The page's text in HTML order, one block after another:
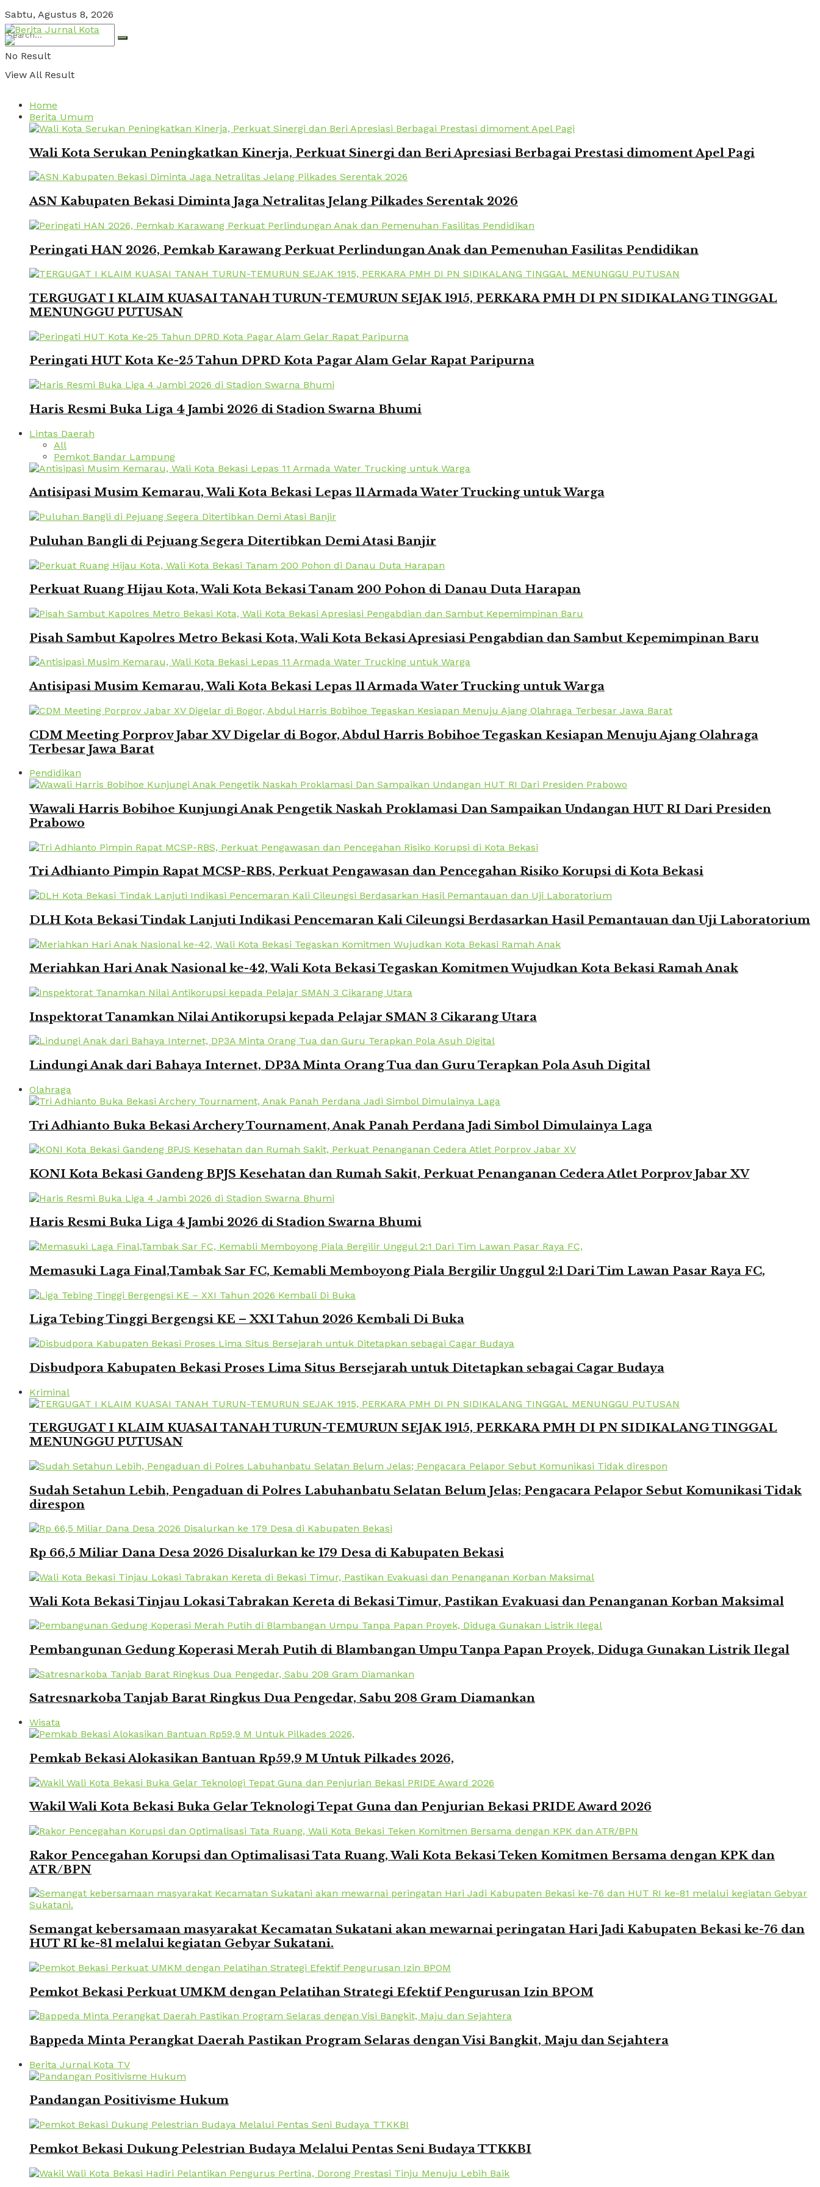
Sabtu, Agustus 8, 2026
No Result
View All Result
Home
Berita Umum
Wali Kota Serukan Peningkatkan Kinerja, Perkuat Sinergi dan Beri Apresiasi Berbagai Prestasi dimoment Apel Pagi
ASN Kabupaten Bekasi Diminta Jaga Netralitas Jelang Pilkades Serentak 2026
Peringati HAN 2026, Pemkab Karawang Perkuat Perlindungan Anak dan Pemenuhan Fasilitas Pendidikan
TERGUGAT I KLAIM KUASAI TANAH TURUN-TEMURUN SEJAK 1915, PERKARA PMH DI PN SIDIKALANG TINGGAL
MENUNGGU PUTUSAN
Peringati HUT Kota Ke-25 Tahun DPRD Kota Pagar Alam Gelar Rapat Paripurna
Haris Resmi Buka Liga 4 Jambi 2026 di Stadion Swarna Bhumi
Lintas Daerah
All
Pemkot Bandar Lampung
Antisipasi Musim Kemarau, Wali Kota Bekasi Lepas 11 Armada Water Trucking untuk Warga
Puluhan Bangli di Pejuang Segera Ditertibkan Demi Atasi Banjir
Perkuat Ruang Hijau Kota, Wali Kota Bekasi Tanam 200 Pohon di Danau Duta Harapan
Pisah Sambut Kapolres Metro Bekasi Kota, Wali Kota Bekasi Apresiasi Pengabdian dan Sambut Kepemimpinan Baru
Antisipasi Musim Kemarau, Wali Kota Bekasi Lepas 11 Armada Water Trucking untuk Warga
CDM Meeting Porprov Jabar XV Digelar di Bogor, Abdul Harris Bobihoe Tegaskan Kesiapan Menuju Ajang Olahraga
Terbesar Jawa Barat
Pendidikan
Wawali Harris Bobihoe Kunjungi Anak Pengetik Naskah Proklamasi Dan Sampaikan Undangan HUT RI Dari Presiden
Prabowo
Tri Adhianto Pimpin Rapat MCSP-RBS, Perkuat Pengawasan dan Pencegahan Risiko Korupsi di Kota Bekasi
DLH Kota Bekasi Tindak Lanjuti Indikasi Pencemaran Kali Cileungsi Berdasarkan Hasil Pemantauan dan Uji Laboratorium
Meriahkan Hari Anak Nasional ke-42, Wali Kota Bekasi Tegaskan Komitmen Wujudkan Kota Bekasi Ramah Anak
Inspektorat Tanamkan Nilai Antikorupsi kepada Pelajar SMAN 3 Cikarang Utara
Lindungi Anak dari Bahaya Internet, DP3A Minta Orang Tua dan Guru Terapkan Pola Asuh Digital
Olahraga
Tri Adhianto Buka Bekasi Archery Tournament, Anak Panah Perdana Jadi Simbol Dimulainya Laga
KONI Kota Bekasi Gandeng BPJS Kesehatan dan Rumah Sakit, Perkuat Penanganan Cedera Atlet Porprov Jabar XV
Haris Resmi Buka Liga 4 Jambi 2026 di Stadion Swarna Bhumi
Memasuki Laga Final,Tambak Sar FC, Kemabli Memboyong Piala Bergilir Unggul 2:1 Dari Tim Lawan Pasar Raya FC,
Liga Tebing Tinggi Bergengsi KE – XXI Tahun 2026 Kembali Di Buka
Disbudpora Kabupaten Bekasi Proses Lima Situs Bersejarah untuk Ditetapkan sebagai Cagar Budaya
Kriminal
TERGUGAT I KLAIM KUASAI TANAH TURUN-TEMURUN SEJAK 1915, PERKARA PMH DI PN SIDIKALANG TINGGAL
MENUNGGU PUTUSAN
Sudah Setahun Lebih, Pengaduan di Polres Labuhanbatu Selatan Belum Jelas; Pengacara Pelapor Sebut Komunikasi Tidak
direspon
Rp 66,5 Miliar Dana Desa 2026 Disalurkan ke 179 Desa di Kabupaten Bekasi
Wali Kota Bekasi Tinjau Lokasi Tabrakan Kereta di Bekasi Timur, Pastikan Evakuasi dan Penanganan Korban Maksimal
Pembangunan Gedung Koperasi Merah Putih di Blambangan Umpu Tanpa Papan Proyek, Diduga Gunakan Listrik Ilegal
Satresnarkoba Tanjab Barat Ringkus Dua Pengedar, Sabu 208 Gram Diamankan
Wisata
Pemkab Bekasi Alokasikan Bantuan Rp59,9 M Untuk Pilkades 2026,
Wakil Wali Kota Bekasi Buka Gelar Teknologi Tepat Guna dan Penjurian Bekasi PRIDE Award 2026
Rakor Pencegahan Korupsi dan Optimalisasi Tata Ruang, Wali Kota Bekasi Teken Komitmen Bersama dengan KPK dan
ATR/BPN
Semangat kebersamaan masyarakat Kecamatan Sukatani akan mewarnai peringatan Hari Jadi Kabupaten Bekasi ke-76 dan
HUT RI ke-81 melalui kegiatan Gebyar Sukatani.
Pemkot Bekasi Perkuat UMKM dengan Pelatihan Strategi Efektif Pengurusan Izin BPOM
Bappeda Minta Perangkat Daerah Pastikan Program Selaras dengan Visi Bangkit, Maju dan Sejahtera
Berita Jurnal Kota TV
Pandangan Positivisme Hukum
Pemkot Bekasi Dukung Pelestrian Budaya Melalui Pentas Seni Budaya TTKKBI